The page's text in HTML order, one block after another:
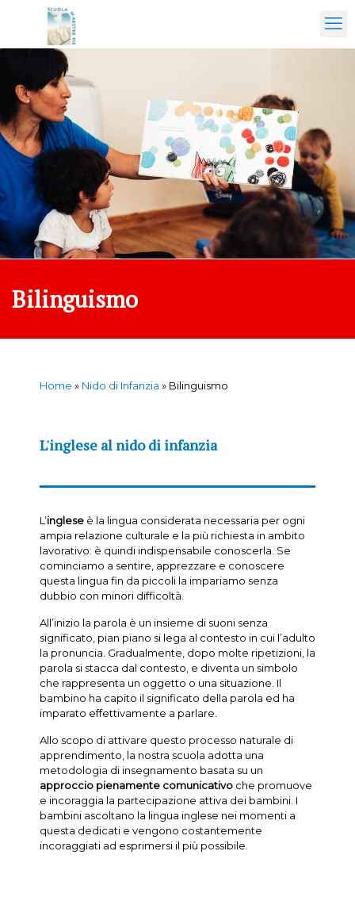
Bilinguismo
Home » Nido di Infanzia » Bilinguismo
L'inglese al nido di infanzia
L’ingleseè la lingua considerata necessaria per ogni
ampia relazione culturale e la più richiesta in ambito
lavorativo: è quindi indispensabile conoscerla. Se
cominciamo a sentire, apprezzare e conoscere
questa lingua fin da piccoli la impariamo senza
dubbio con minori difficoltà.
All’inizio la parola è un insieme di suoni senza
significato, pian piano si lega al contesto in cui l’adulto
la pronuncia. Gradualmente, dopo molte ripetizioni, la
parola si stacca dal contesto, e diventa un simbolo
che rappresenta un oggetto o una situazione. Il
bambino ha capito il significato della parola ed ha
imparato effettivamente a parlare.
Allo scopo di attivare questo processo naturale di
apprendimento, la nostra scuola adotta una
metodologia di insegnamento basata su un
approccio pienamente comunicativoche promuove
e incoraggia la partecipazione attiva dei bambini. I
bambini ascoltano la lingua inglese nei momenti a
questa dedicati e vengono costantemente
incoraggiati ad esprimersi il più possibile.